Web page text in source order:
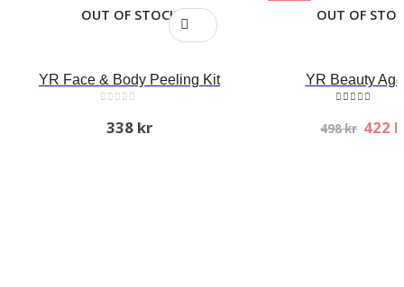
OUT OF STOCK
YR Face & Body Peeling Kit
338 kr
OUT OF
YR Beauty
498kr 422